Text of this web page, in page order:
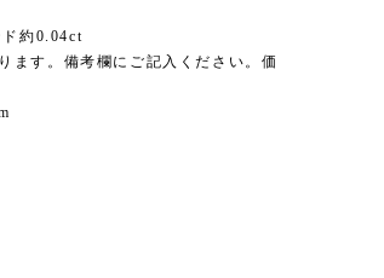
約0.04ct
ます。備考欄にご記入ください。価